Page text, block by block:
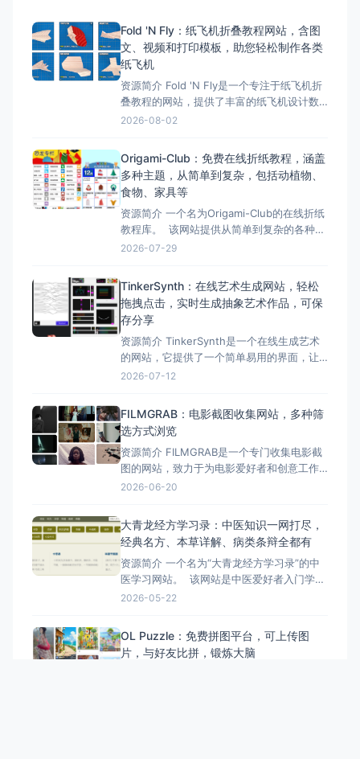
Fold 'N Fly：纸飞机折叠教程网站，含图
文、视频和打印模板，助您轻松制作各类
纸飞机
资源简介 Fold 'N Fly是一个专注于纸飞机折
叠教程的网站，提供了丰富的纸飞机设计数
据库和易于理解的折叠说明。 通过图文步
行距离、滞空时间，还是特技飞行，都能在
这里找到合适的纸飞机模型。此外，网站还
提供了纸飞机
2026-08-02
Origami-Club：免费在线折纸教程，涵盖
多种主题，从简单到复杂，包括动植物、
食物、家具等
资源简介 一个名为Origami-Club的在线折纸
教程库。 该网站提供从简单到复杂的各种折
纸教程，涵盖动物、植物、食物、家具等多
量资源、详细分类、图文并茂、难度分级
等，并提供了使用指南、支持平台、产
2026-07-29
TinkerSynth：在线艺术生成网站，轻松
拖拽点击，实时生成抽象艺术作品，可保
存分享
资源简介 TinkerSynth是一个在线生成艺术
的网站，它提供了一个简单易用的界面，让
用户可以通过拖拽、点击等操作，实时调整
能上手，而且每次调整参数都能实时看到图
像的变化。生成的作品可以保存为壁纸，并
分享给朋友。
2026-07-12
FILMGRAB：电影截图收集网站，多种筛
选方式浏览
资源简介 FILMGRAB是一个专门收集电影截
图的网站，致力于为电影爱好者和创意工作
者提供一个高质量的电影剧照资源库。 通过
年份等多种方式浏览电影截图，轻松发现喜
欢的电影画面。 FILMGRAB拥有海量电影截
图
2026-06-20
大青龙经方学习录：中医知识一网打尽，
经典名方、本草详解、病类条辩全都有
资源简介 一个名为“大青龙经方学习录”的中
医学习网站。 该网站是中医爱好者入门学
习、传承中医经典的理想平台，它涵盖了经
方面，详细记录了学习中医的感悟和心得。
此外，该网站还提供了许多功能特征，如按
2026-05-22
OL Puzzle：免费拼图平台，可上传图
片，与好友比拼，锻炼大脑